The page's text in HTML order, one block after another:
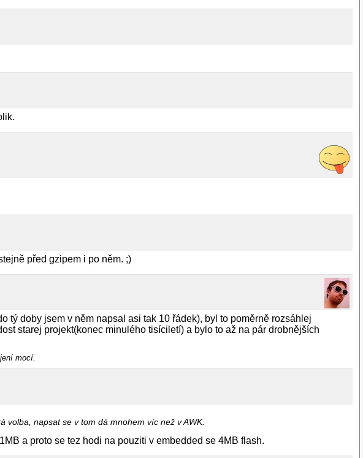
před gzipem i po něm. ;)
tý doby jsem v něm napsal asi tak 10 řádek), byl to poměrně rozsáhlej
starej projekt(konec minulého tisíciletí) a bylo to až na pár drobnějších
mocí.
volba, napsat se v tom dá mnohem víc než v AWK.
a proto se tez hodi na pouziti v embedded se 4MB flash.